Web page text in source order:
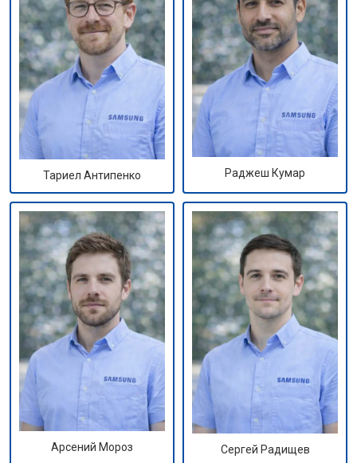
Тариел Антипенко Раджеш Кумар
Арсений Мороз Сергей Радищев